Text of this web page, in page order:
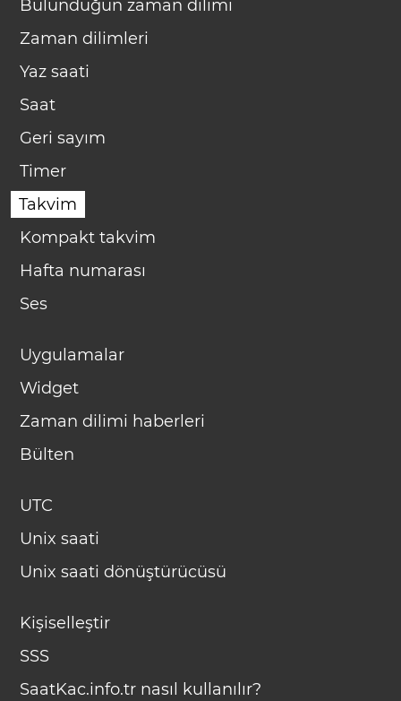
Bulunduğun zaman dilimi
Zaman dilimleri
Yaz saati
Saat
Geri sayım
Timer
Takvim
Kompakt takvim
Hafta numarası
Ses
Uygulamalar
Widget
Zaman dilimi haberleri
Bülten
UTC
Unix saati
Unix saati dönüştürücüsü
Kişiselleştir
SSS
SaatKac.info.tr nasıl kullanılır?